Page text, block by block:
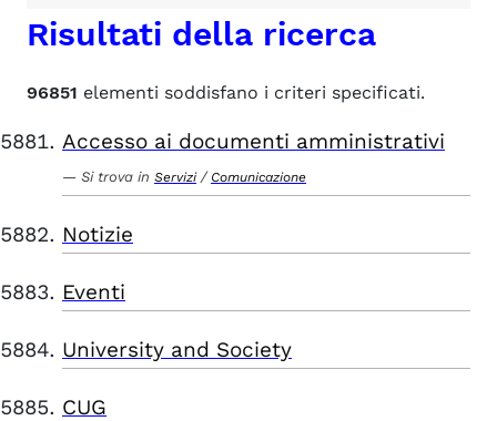
Risultati della ricerca
96851 elementi soddisfano i criteri specificati.
Accesso ai documenti amministrativi
Si trova in Servizi / Comunicazione
Notizie
Eventi
University and Society
CUG